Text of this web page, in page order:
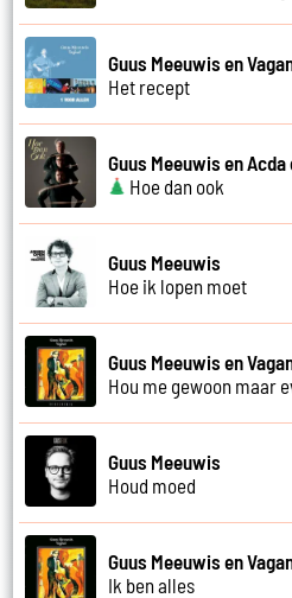
Guus Meeuwis en
Het recept
Guus Meeuwis en Acda
Hoe dan ook
Guus Meeuwis
Hoe ik lopen moet
Guus Meeuwis en
Hou me gewoon maar
Guus Meeuwis
Houd moed
Guus Meeuwis en
Ik ben alles